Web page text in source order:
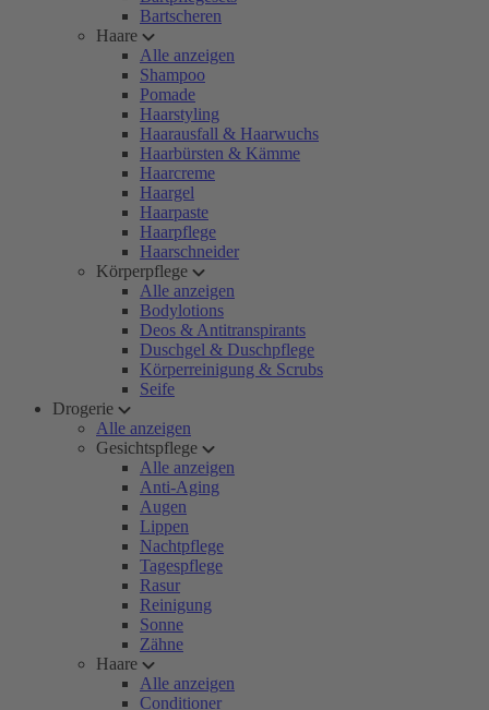
Bartscheren
Haare
Alle anzeigen
Shampoo
Pomade
Haarstyling
Haarausfall & Haarwuchs
Haarbürsten & Kämme
Haarcreme
Haargel
Haarpaste
Haarpflege
Haarschneider
Körperpflege
Alle anzeigen
Bodylotions
Deos & Antitranspirants
Duschgel & Duschpflege
Körperreinigung & Scrubs
Seife
Drogerie
Alle anzeigen
Gesichtspflege
Alle anzeigen
Anti-Aging
Augen
Lippen
Nachtpflege
Tagespflege
Rasur
Reinigung
Sonne
Zähne
Haare
Alle anzeigen
Conditioner